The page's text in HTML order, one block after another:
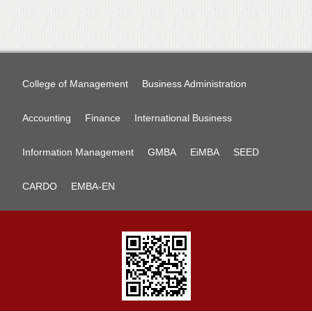
College of Management Business Administration
Accounting Finance International Business
Information Management GMBA EiMBA SEED
CARDO EMBA-EN